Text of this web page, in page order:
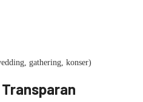
gathering, konser)